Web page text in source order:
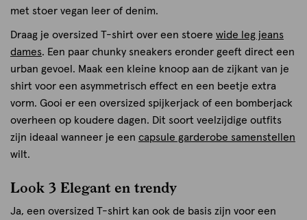
met stoer vegan leer of denim.
Draag je oversized T-shirt over een stoere wide leg jeans
dames. Een paar chunky sneakers eronder geeft direct een
urban gevoel. Maak een kleine knoop aan de zijkant van je
shirt voor een asymmetrisch effect en een beetje extra
vorm. Gooi er een oversized spijkerjack of een bomberjack
overheen op koudere dagen. Dit soort veelzijdige outfits
zijn ideaal wanneer je een capsule garderobe samenstellen
wilt.
Look 3 Elegant en trendy
Ja, een oversized T-shirt kan ook de basis zijn voor een